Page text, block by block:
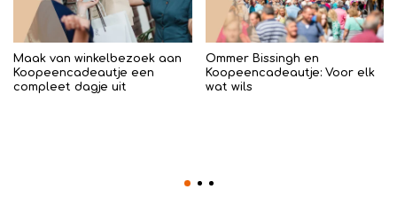
Maak van winkelbezoek aan
Koopeencadeautje een
compleet dagje uit
Ommer Bissingh en
Koopeencadeautje: Voor elk
wat wils